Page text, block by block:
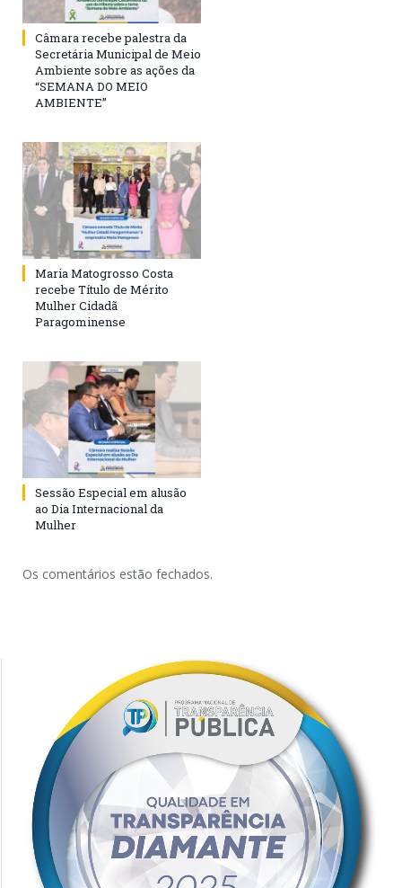
Câmara recebe palestra da
Secretária Municipal de Meio
Ambiente sobre as ações da
“SEMANA DO MEIO
AMBIENTE”
Maria Matogrosso Costa
recebe Título de Mérito
Mulher Cidadã
Paragominense
Sessão Especial em alusão
ao Dia Internacional da
Mulher
Os comentários estão fechados.